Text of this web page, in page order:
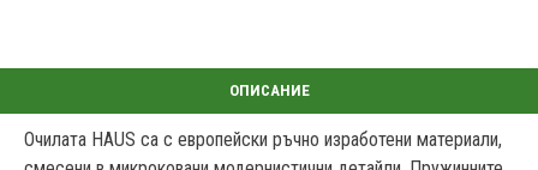
Очилата HAUS са с европейски ръчно изработени материали,